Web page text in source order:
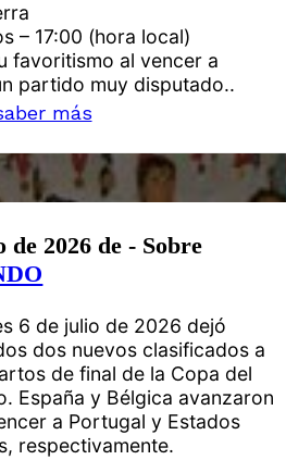
– 17:00 (hora local)
favoritismo al vencer a
partido muy disputado..
más
2026 de - Sobre
6 de julio de 2026 dejó
dos nuevos clasificados a
de final de la Copa del
España y Bélgica avanzaron
a Portugal y Estados
respectivamente.